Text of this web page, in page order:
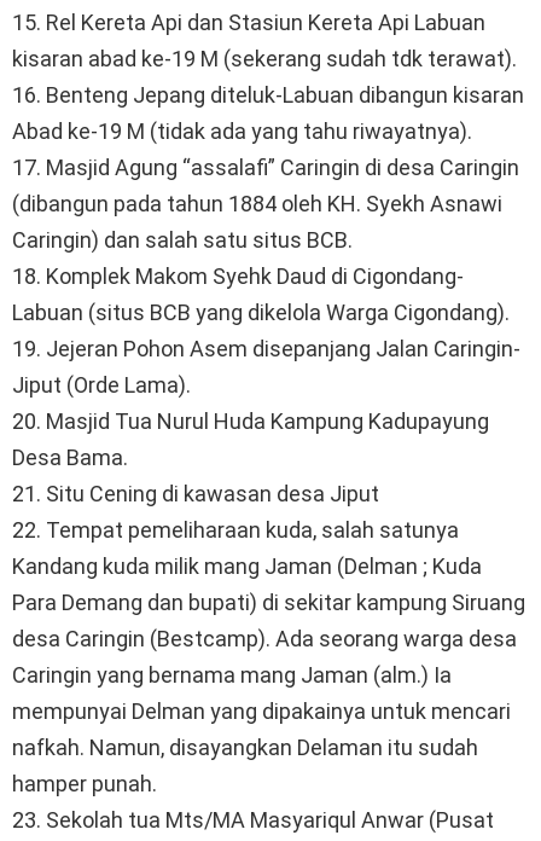
15. Rel Kereta Api dan Stasiun Kereta Api Labuan
kisaran abad ke-19 M (sekerang sudah tdk terawat).
16. Benteng Jepang diteluk-Labuan dibangun kisaran
Abad ke-19 M (tidak ada yang tahu riwayatnya).
17. Masjid Agung “assalafi” Caringin di desa Caringin
(dibangun pada tahun 1884 oleh KH. Syekh Asnawi
Caringin) dan salah satu situs BCB.
18. Komplek Makom Syehk Daud di Cigondang-
Labuan (situs BCB yang dikelola Warga Cigondang).
19. Jejeran Pohon Asem disepanjang Jalan Caringin-
Jiput (Orde Lama).
20. Masjid Tua Nurul Huda Kampung Kadupayung
Desa Bama.
21. Situ Cening di kawasan desa Jiput
22. Tempat pemeliharaan kuda, salah satunya
Kandang kuda milik mang Jaman (Delman ; Kuda
Para Demang dan bupati) di sekitar kampung Siruang
desa Caringin (Bestcamp). Ada seorang warga desa
Caringin yang bernama mang Jaman (alm.) Ia
mempunyai Delman yang dipakainya untuk mencari
nafkah. Namun, disayangkan Delaman itu sudah
hamper punah.
23. Sekolah tua Mts/MA Masyariqul Anwar (Pusat